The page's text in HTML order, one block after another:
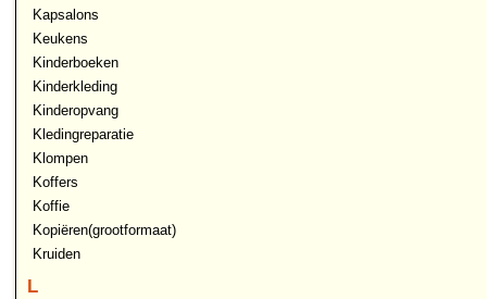
Kapsalons
Keukens
Kinderboeken
Kinderkleding
Kinderopvang
Kledingreparatie
Klompen
Koffers
Koffie
Kopiëren(grootformaat)
Kruiden
L